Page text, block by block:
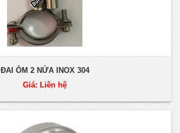
ĐAI ÔM 2 NỬA INOX 304
Giá: Liên hệ